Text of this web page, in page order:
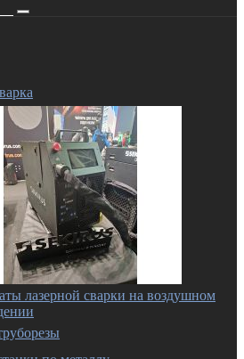
лазерной сварки на воздушном